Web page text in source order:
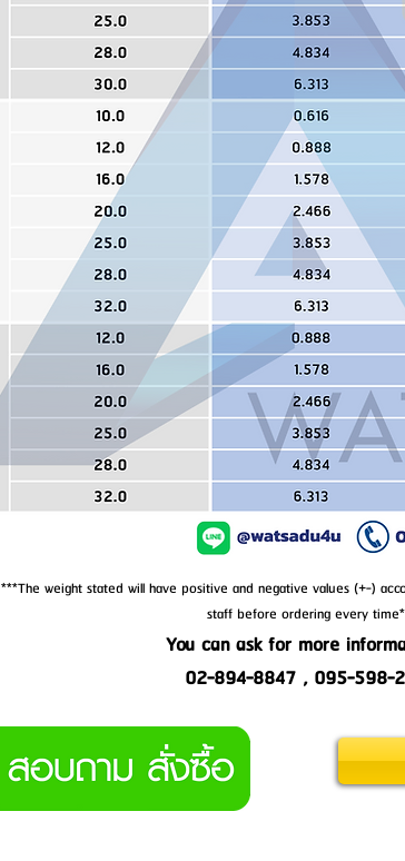
***The weight stated will have positive and negative values (+-)
staff before ordering every
You can ask for more
02-894-8847 , 095-598-